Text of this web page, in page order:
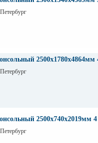
2500х1780х4864мм
2500х740х2019мм